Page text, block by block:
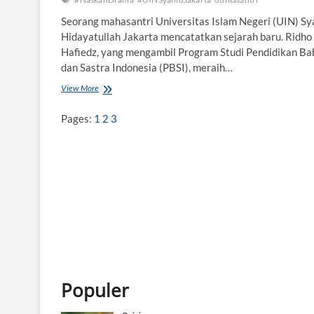
Seorang mahasantri Universitas Islam Negeri (UIN)
Hidayatullah Jakarta mencatatkan sejarah baru. Ridho
Hafiedz, yang mengambil Program Studi Pendidikan
dan Sastra Indonesia (PBSI), meraih…
View More D
g
a
Pages: 1 2 3
Populer